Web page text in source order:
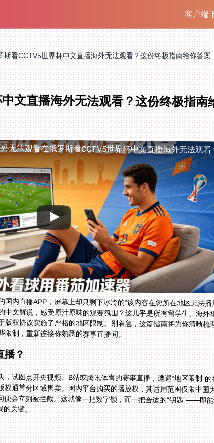
客户端
斯看CCTV5世界杯中文直播海外无法观看？这份终极指南给你答案
文直播海外无法观看？这份终极指南
无法观看在俄罗斯看CCTV5世界杯中文直播海外无法观看
内直播APP，屏幕上却只剩下冰冷的“该内容在您所在地区无法播
文解说，感受原汁原味的观赛氛围？这几乎是所有留学生、海外
权协议实施了严格的地区限制。别着急，这篇指南将为你清晰梳
限制，重新连接你熟悉的赛事直播间。
播？
试图点开央视频、B站或腾讯体育的赛事直播，遭遇“地区限制”
权通常分区域售卖。国内平台购买的播放权，其适用范围仅限中
便会立刻被拦截。这就像一把数字锁，而一把合适的“钥匙”——即
的关键。